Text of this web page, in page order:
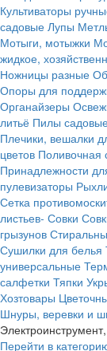
Культиваторы
садовые Лупы
Мотыги, мотыжки
жидкое,
Ножницы разные
Опоры для
Органайзеры
литьё Пилы
Плечики, вешалки
цветов Поливочная
Принадлежности
пулевизаторы
Сетка
листьев- Совки
грызунов
Сушилки для белья
универсальные
салфетки Тяпки
Хозтовары
Шнуры, веревки и
Перейти в